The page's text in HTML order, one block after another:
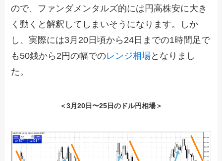
ので、ファンダメンタルズ的には円高株安に大き
く動くと解釈してしまいそうになります。しか
し、実際には3月20日頃から24日までの1時間足で
も50銭から2円の幅でのレンジ相場となりまし
た。
＜3月20日〜25日のドル円相場＞